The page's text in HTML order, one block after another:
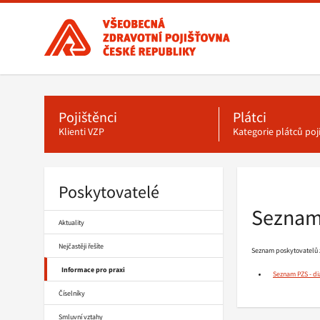
Všeobecná
zdravotní
pojišťovna
ČR,
hlavní
stránka
Pojištěnci
Klienti VZP
Plátci
Kategorie plátců
Poskytovatelé
Aktuality
Nejčastěji řešíte
Informace pro praxi
Číselníky
Smluvní vztahy
Seznam poskytovatelů
Seznam PZS -